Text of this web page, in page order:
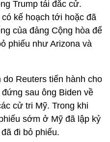
Trump tái đắc cử.
kế hoạch tới hoặc đã
của đảng Cộng hòa để
phiếu như Arizona và
Reuters tiến hành cho
sau ông Biden về
cử tri Mỹ. Trong khi
sớm ở Mỹ đã lập kỷ
đi bỏ phiếu.